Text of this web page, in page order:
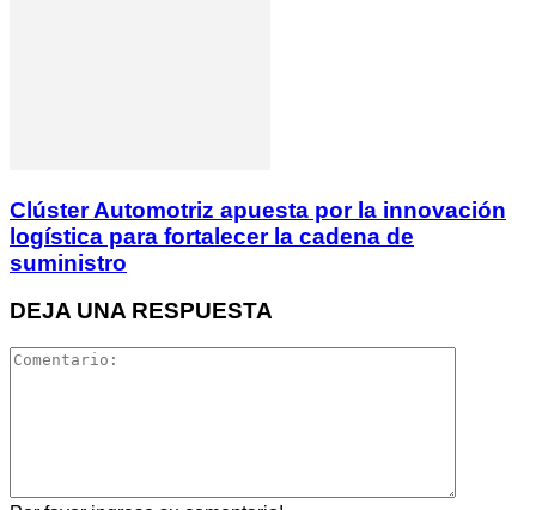
Clúster Automotriz apuesta por la innovación
logística para fortalecer la cadena de
suministro
DEJA UNA RESPUESTA